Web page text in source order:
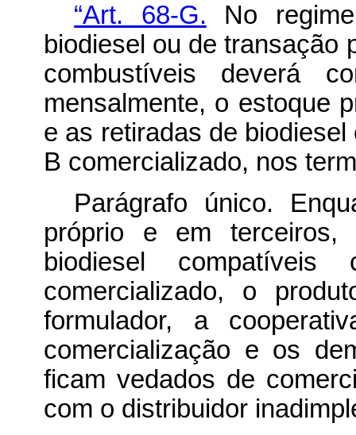
“Art. 68-G. No
biodiesel ou de transação
combustíveis deverá
mensalmente, o estoque
e as retiradas de
B comercializado, nos
Parágrafo único.
próprio e em
biodiesel
comercializado, o
formulador, a
comercialização e os
ficam vedados de
com o distribuidor